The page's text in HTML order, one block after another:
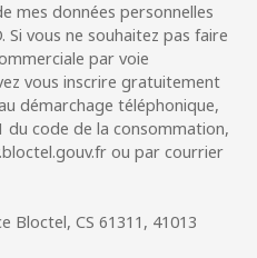
mes données personnelles
Si vous ne souhaitez pas faire
par voie
vous inscrire gratuitement
démarchage téléphonique,
du code de la consommation,
ou par courrier
Bloctel, CS 61311, 41013